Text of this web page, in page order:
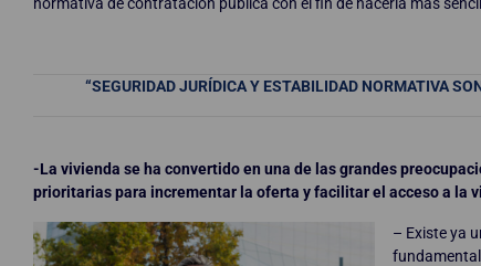
normativa de contratación pública con el fin de hacerla más
“SEGURIDAD JURÍDICA Y ESTABILIDAD NORMATIVA
-La vivienda se ha convertido en una de las grandes
prioritarias para incrementar la oferta y facilitar el acceso a la
– Existe ya